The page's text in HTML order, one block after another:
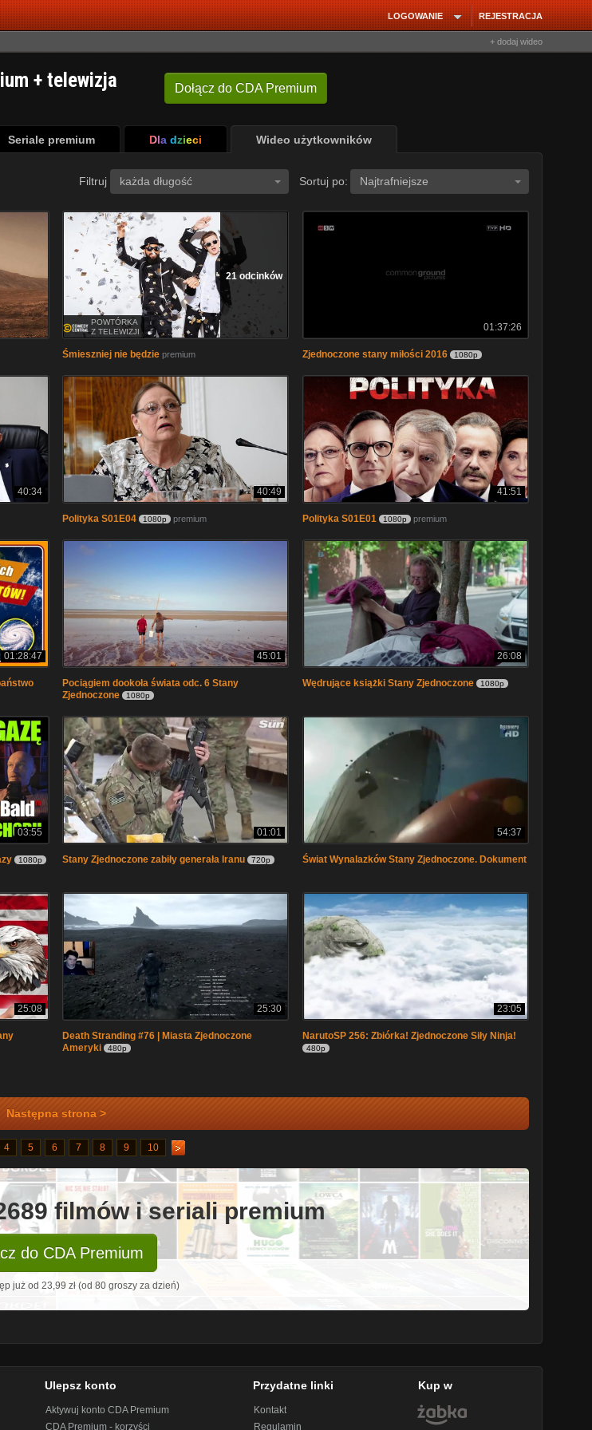
REJESTRACJA
LOGOWANIE
+ dodaj wideo
Dołącz do CDA Premium
+ telewizja
Seriale premium Dla dzieci Wideo użytkowników
Filtruj każda długość Sortuj po: Najtrafniejsze
21 odcinków
POWTÓRKA
Z TELEWIZJI
Śmieszniej nie będzie premium
01:37:26
Zjednoczone stany miłości 2016 1080p
40:34 40:49
Polityka S01E04 1080p premium
41:51
Polityka S01E01 1080p premium
01:28:47 45:01
Pociągiem dookoła świata odc. 6 Stany
Zjednoczone
1080p
26:08
Wędrujące książki Stany Zjednoczone 1080p
03:55
1080p
01:01
Stany Zjednoczone zabiły generała Iranu 720p
54:37
Świat Wynalazków Stany Zjednoczone. Dokument
25:08 25:30
Death Stranding #76 | Miasta Zjednoczone
Ameryki
480p
23:05
NarutoSP 256: Zbiórka! Zjednoczone Siły Ninja!
480p
Następna strona >
4 5 6 7 8 9 10
filmów i seriali premium
do CDA Premium
już od 23,99 zł (od 80 groszy za dzień)
Ulepsz konto
Aktywuj konto CDA Premium
CDA Premium - korzyści
Przydatne linki
Kontakt
Regulamin
Kup w